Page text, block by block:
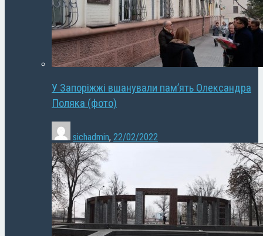
У Запоріжжі вшанували пам’ять Олександра
Поляка (фото)
sichadmin, 22/02/2022